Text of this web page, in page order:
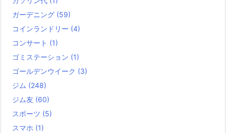
ガーデニング (59)
コインランドリー (4)
コンサート (1)
ゴミステーション (1)
ゴールデンウイーク (3)
ジム (248)
ジム友 (60)
スポーツ (5)
スマホ (1)